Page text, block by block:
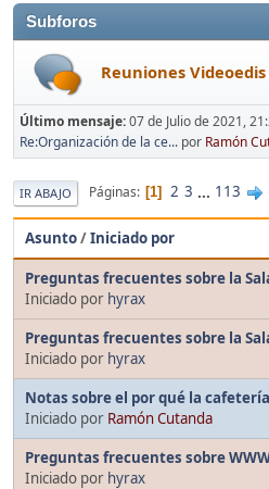
Subforos
Reuniones Videoedis
Último mensaje:07 de Julio de 2021,
Re:Organización de la ce... por Ramón
IR ABAJO Páginas 1 2 3 ... 113
Asunto/Iniciado por
Preguntas frecuentes sobre la
Iniciado por hyrax
Preguntas frecuentes sobre la
Iniciado por hyrax
Notas sobre el por qué la
Iniciado por Ramón Cutanda
Preguntas frecuentes sobre
Iniciado por hyrax